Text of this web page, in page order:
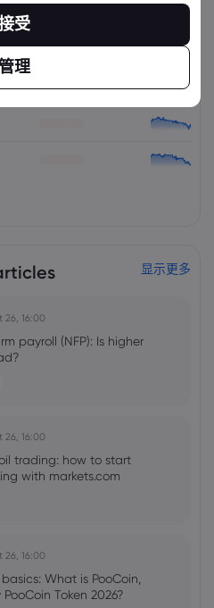
显示更多
26, 16:00
payroll (NFP): Is higher
26, 16:00
trading: how to start
with markets.com
26, 16:00
What is PooCoin,
Token 2026?
受
理